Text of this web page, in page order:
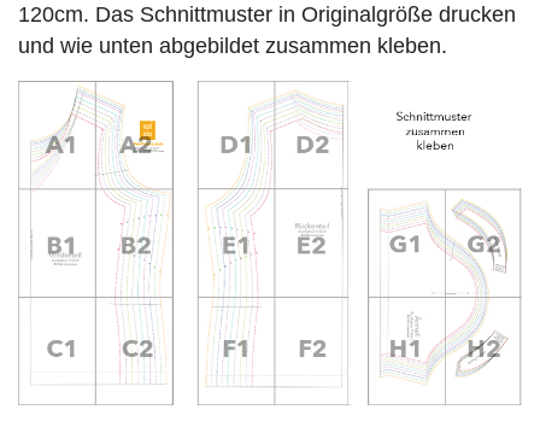
120cm. Das Schnittmuster in Originalgröße drucken
und wie unten abgebildet zusammen kleben.